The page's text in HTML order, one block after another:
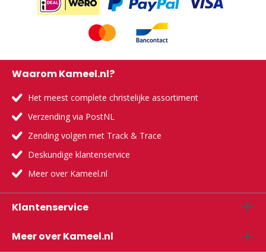
Waarom Kameel.nl?
Het meest complete christelijke assortiment
Verzending via PostNL
Zending volgen met Track & Trace
Deskundige klantenservice
Meer over Kameel.nl
Klantenservice
Meer over Kameel.nl